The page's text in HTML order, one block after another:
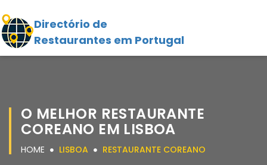
Directório de
Restaurantes em Portugal
O MELHOR RESTAURANTE
COREANO EM LISBOA
HOME LISBOA RESTAURANTE COREANO